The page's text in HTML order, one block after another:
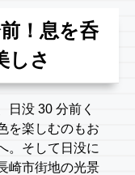
！息を呑
しさ
日没 30 分前く
を楽しむのもお
。そして日没に
崎市街地の光景